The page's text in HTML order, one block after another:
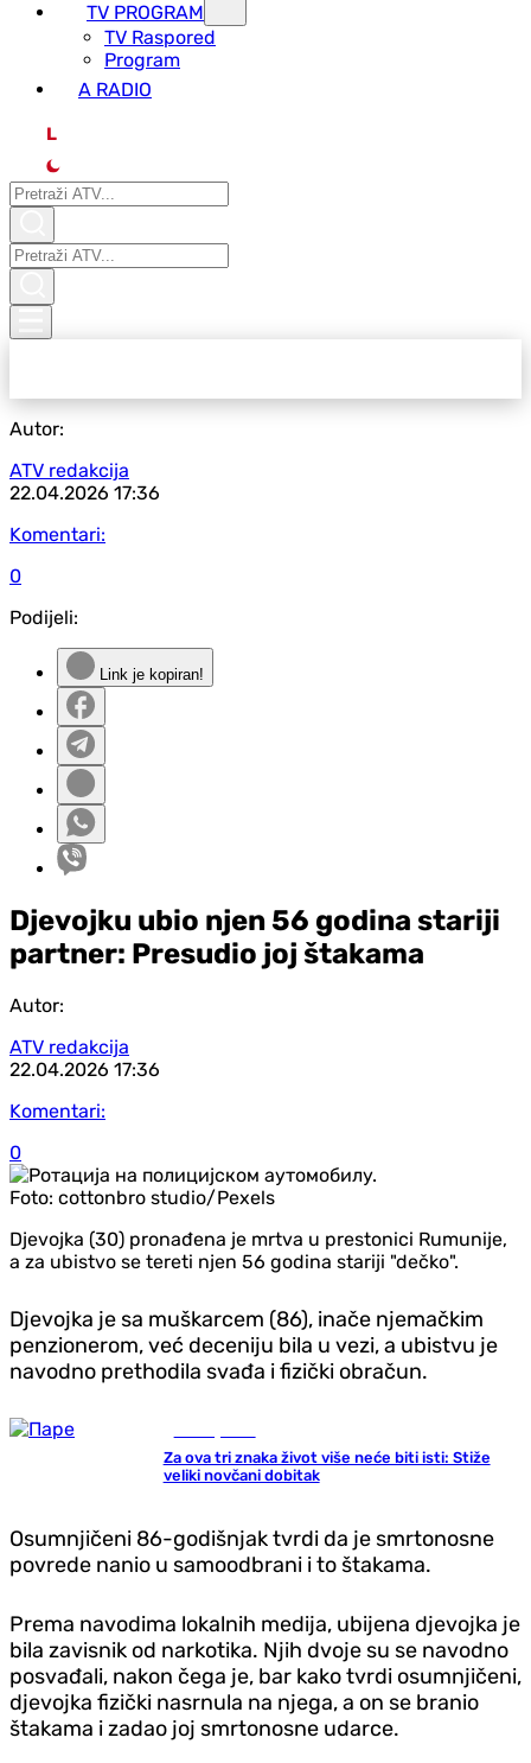
TV PROGRAM
ТV Raspored
Program
A RADIO
L
Autor:
ATV redakcija
22.04.2026 17:36
Komentari:
0
Podijeli:
Link je kopiran!
Djevojku ubio njen 56 godina stariji
partner: Presudio joj štakama
Autor:
ATV redakcija
22.04.2026 17:36
Komentari:
0
Foto: cottonbro studio/Pexels
Djevojka (30) pronađena je mrtva u prestonici Rumunije,
a za ubistvo se tereti njen 56 godina stariji "dečko".
Djevojka je sa muškarcem (86), inače njemačkim
penzionerom, već deceniju bila u vezi, a ubistvu je
navodno prethodila svađa i fizički obračun.
Za ova tri znaka život više neće biti isti: Stiže
veliki novčani dobitak
Osumnjičeni 86-godišnjak tvrdi da je smrtonosne
povrede nanio u samoodbrani i to štakama.
Prema navodima lokalnih medija, ubijena djevojka je
bila zavisnik od narkotika. Njih dvoje su se navodno
posvađali, nakon čega je, bar kako tvrdi osumnjičeni,
djevojka fizički nasrnula na njega, a on se branio
štakama i zadao joj smrtonosne udarce.